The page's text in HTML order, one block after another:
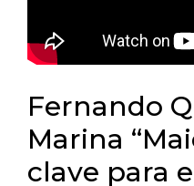
Fernando
Marina
clave para